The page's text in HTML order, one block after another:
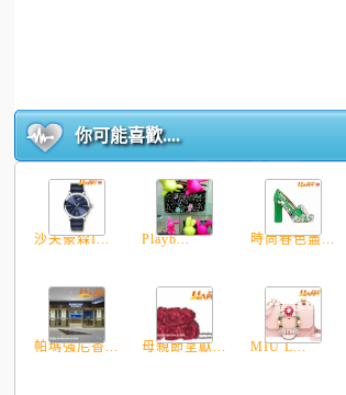
你可能喜歡....
沙夫豪森I... Playb... 時尚春色盡...
帕瑪強尼香... 母親節呈獻... MIU L...